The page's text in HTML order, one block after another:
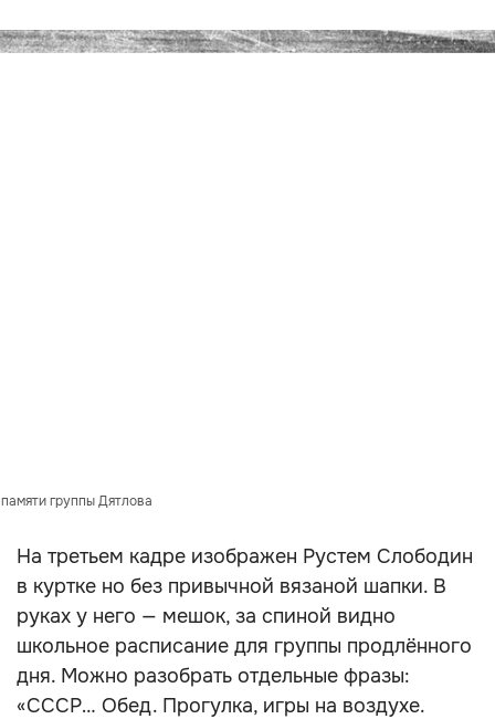
группы Дятлова
На третьем кадре изображен Рустем Слободин
в куртке но без привычной вязаной шапки. В
руках у него — мешок, за спиной видно
школьное расписание для группы продлённого
дня. Можно разобрать отдельные фразы:
«СССР… Обед. Прогулка, игры на воздухе.